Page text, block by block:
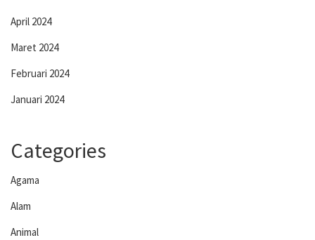
April 2024
Maret 2024
Februari 2024
Januari 2024
Categories
Agama
Alam
Animal